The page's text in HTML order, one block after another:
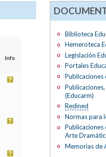
Info
Biblioteca
Hemeroteca
Legislación
Portales
Publicaciones
(Educarm)
Redined
Normas para
Publicaciones
Arte
Memorias de